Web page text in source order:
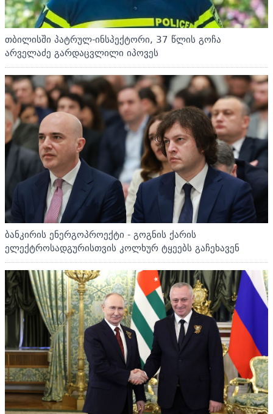
თბილისში პატრულ-ინსპექტორი, 37 წლის გოჩა
არველაძე გარდაცვლილი იპოვეს
ბანკირის ენერგოპროექტი - გოგნის ქარის
ელექტროსადგურისთვის კოლხურ ტყეებს გაჩეხავენ